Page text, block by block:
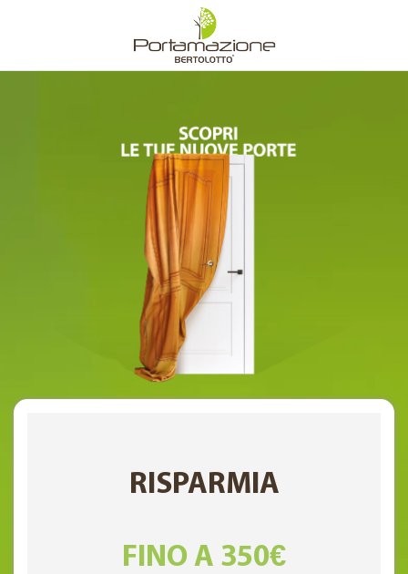
RISPARMIA
FINO A 350€